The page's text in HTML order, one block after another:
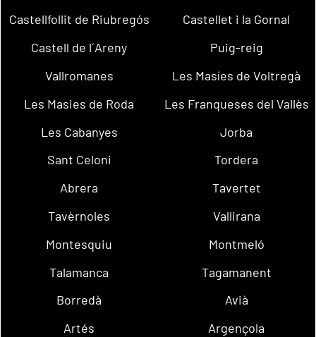
Castellfollit de Riubregós
Castellet i la Gornal
Castell de l´Areny
Puig-reig
Vallromanes
Les Masíes de Voltregà
Les Masies de Roda
Les Franqueses del Vallès
Les Cabanyes
Jorba
Sant Celoni
Tordera
Abrera
Tavertet
Tavèrnoles
Vallirana
Montesquiu
Montmeló
Talamanca
Tagamanent
Borredà
Avià
Artés
Argençola